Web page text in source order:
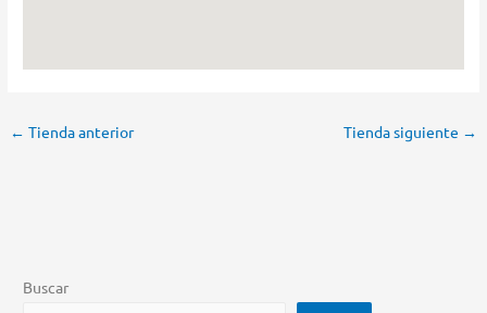
← Tienda anterior Tienda siguiente →
Buscar